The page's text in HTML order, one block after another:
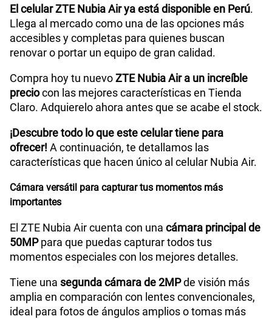
Paga solo
175GBen alta velocidad
S/ 159.90 S/79.95
50% dto. x 12 meses
Paga solo
185GB en alta velocidad
S/ 189.90 S/ 94.95
50% dto. x 12 meses
Paga solo
200GB en alta velocidad
S/ 289.90 S/144.95
50% dto. x 12 meses
Ver menos planes
Procesador Octa-Core (A78 2.2GHz*2+A55 2.0GHz*6)
Tamaño de Pantalla
WiFI
Peso About 172g
Bluetooth
Cámara de fotos Principal 50M AF+ 2M FF +AI Camera
Cámara de fotos Frontal 20MP
El celular ZTE Nubia Air ya está disponible en Perú.
Llega al mercado como una de las opciones más
accesibles y completas para quienes buscan
renovar o portar un equipo de gran calidad.
Compra hoy tu nuevoZTE Nubia Air a un increíble
preciocon las mejores características en Tienda
Claro. Adquierelo ahora antes que se acabe el stock.
¡Descubre todo lo que este celular tiene para
ofrecer! A continuación, te detallamos las
características que hacen único al celular Nubia Air.
Cámara versátil para capturar tus momentos más
importantes
El ZTE Nubia Air cuenta con una cámara principal de
50MPpara que puedas capturar todos tus
momentos especiales con los mejores detalles.
Tiene una segunda cámara de 2MPde visión más
amplia en comparación con lentes convencionales,
ideal para fotos de ángulos amplios o tomas más